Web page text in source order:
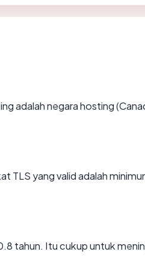
adalah negara hosting
TLS yang valid adalah
tahun. Itu cukup untuk